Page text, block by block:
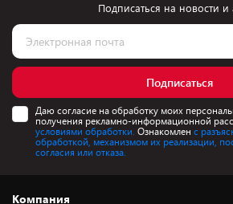
Подписаться на новости и
Подписаться
Даю согласие на обработку моих
получения рекламно-информационной
условиями обработки. Ознакомлен с
обработкой, механизмом их реализации,
согласия или отказа.
Компания